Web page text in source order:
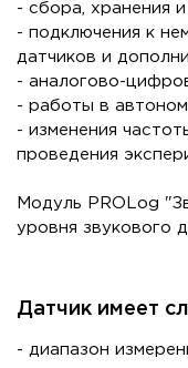
- сбора, хранения
- подключения к
датчиков и
- аналогово-
- работы в
- изменения
проведения
Модуль PROLog
уровня звукового
Датчик имеет
- диапазон